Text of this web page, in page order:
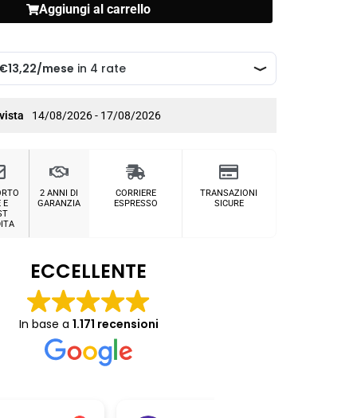
Aggiungi al carrello
14/08/2026 - 17/08/2026
E
2 ANNI DI
GARANZIA
CORRIERE
ESPRESSO
TRANSAZIONI
SICURE
ECCELLENTE
In base a 1.171 recensioni